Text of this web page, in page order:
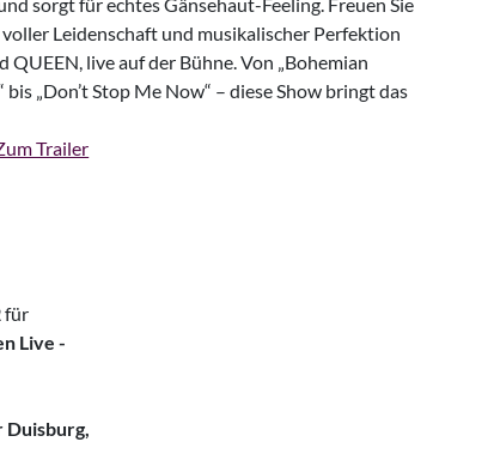
sorgt für echtes Gänsehaut-Feeling. Freuen Sie
Leidenschaft und musikalischer Perfektion
live auf der Bühne. Von „Bohemian
bis „Don’t Stop Me Now“ – diese Show bringt das
Trailer
für
Live -‌